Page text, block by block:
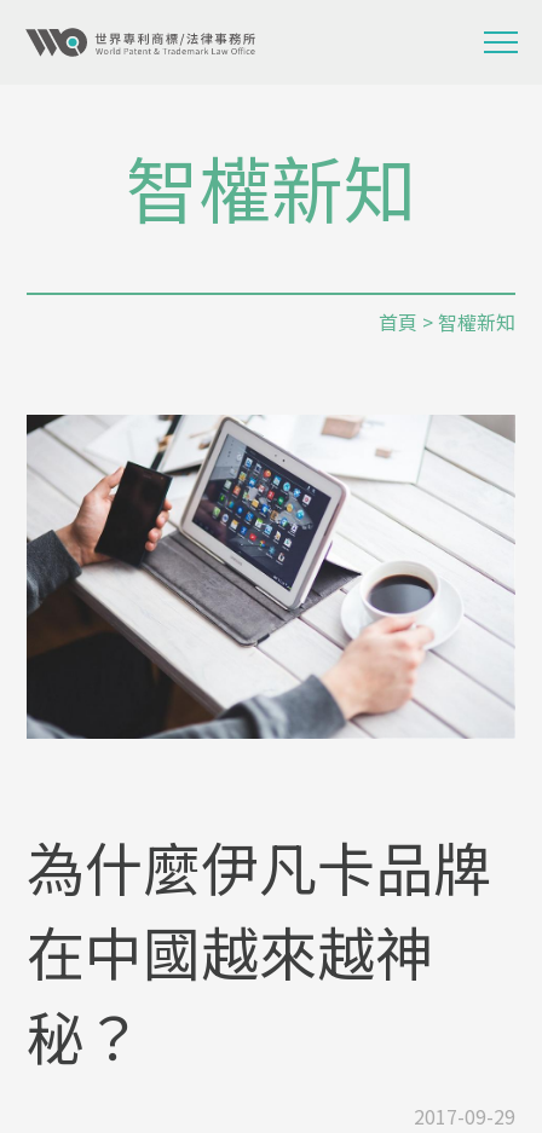
智權新知
首頁 > 智權新知
為什麼伊凡卡品牌
在中國越來越神
秘？
2017-09-29